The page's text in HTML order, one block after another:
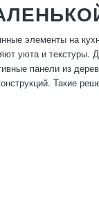
элементы на
уюта и текстуры.
панели из
Такие